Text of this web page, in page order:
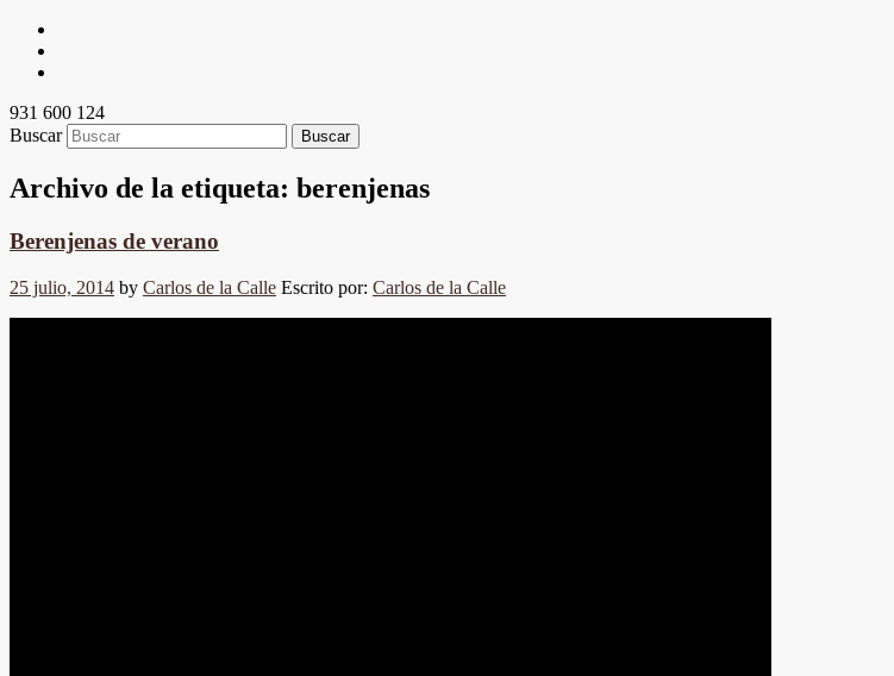
931 600 124
Buscar
Archivo de la etiqueta: berenjenas
Berenjenas de verano
25 julio, 2014 by Carlos de la Calle Escrito por: Carlos de la Calle